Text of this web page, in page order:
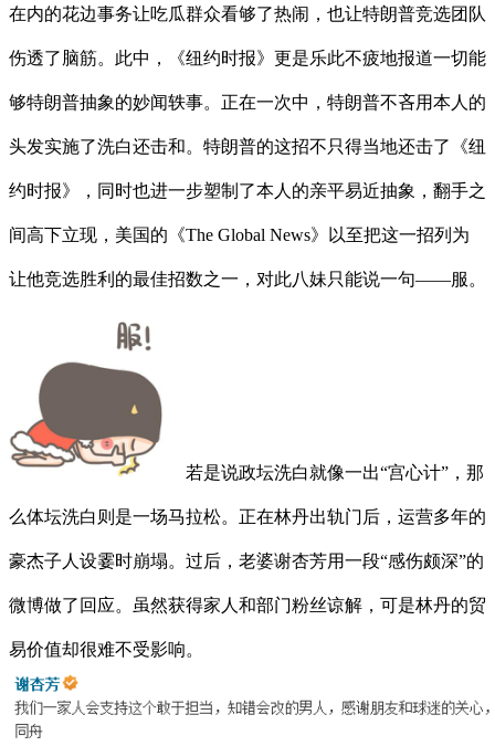
在内的花边事务让吃瓜群众看够了热闹，也让特朗普竞选团队
伤透了脑筋。此中，《纽约时报》更是乐此不疲地报道一切能
够特朗普抽象的妙闻轶事。正在一次中，特朗普不吝用本人的
头发实施了洗白还击和。特朗普的这招不只得当地还击了《纽
约时报》，同时也进一步塑制了本人的亲平易近抽象，翻手之
间高下立现，美国的《The Global News》以至把这一招列为
让他竞选胜利的最佳招数之一，对此八妹只能说一句——服。
若是说政坛洗白就像一出“宫心计”，那
么体坛洗白则是一场马拉松。正在林丹出轨门后，运营多年的
豪杰子人设霎时崩塌。过后，老婆谢杏芳用一段“感伤颇深”的
微博做了回应。虽然获得家人和部门粉丝谅解，可是林丹的贸
易价值却很难不受影响。